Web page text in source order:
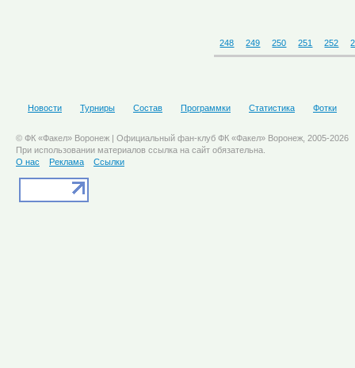
248 249 250 251 252
Новости Турниры Состав Программки Статистика Фотки
© ФК «Факел» Воронеж | Официальный фан-клуб ФК «Факел» Воронеж, 2005-2026
При использовании материалов ссылка на сайт обязательна.
О нас
Реклама Ссылки